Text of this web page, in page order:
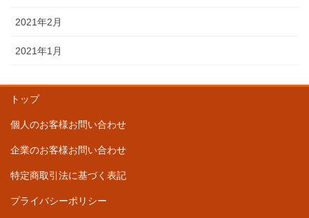
2021年2月
2021年1月
トップ
個人のお客様お問い合わせ
企業のお客様お問い合わせ
特定商取引法に基づく表記
プライバシーポリシー